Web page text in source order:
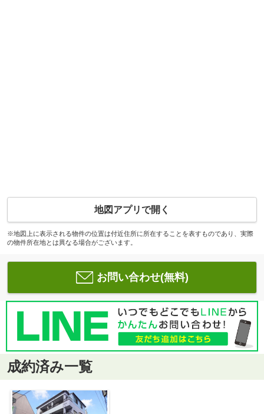
地図アプリで開く
※地図上に表示される物件の位置は付近住所に所在することを表すものであり、実際
の物件所在地とは異なる場合がございます。
お問い合わせ(無料)
成約済み一覧